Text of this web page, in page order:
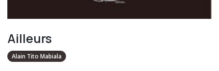
Ailleurs
Alain Tito Mabiala